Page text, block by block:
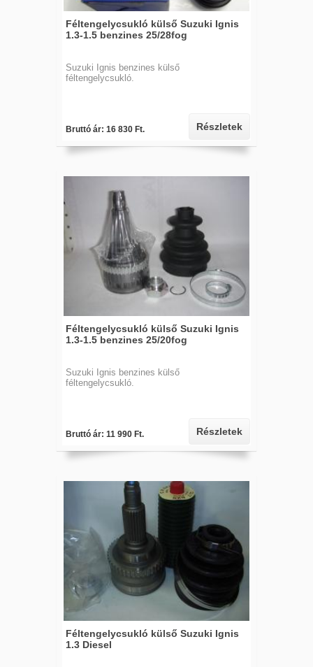
Féltengelycsukló külső Suzuki Ignis
1.3-1.5 benzines 25/28fog
Suzuki Ignis benzines külső
féltengelycsukló.
Bruttó ár: 16 830 Ft. Részletek
Féltengelycsukló külső Suzuki Ignis
1.3-1.5 benzines 25/20fog
Suzuki Ignis benzines külső
féltengelycsukló.
Bruttó ár: 11 990 Ft. Részletek
Féltengelycsukló külső Suzuki Ignis
1.3 Diesel